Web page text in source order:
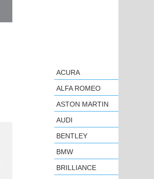
ACURA
ALFA ROMEO
ASTON MARTIN
AUDI
BENTLEY
BMW
BRILLIANCE